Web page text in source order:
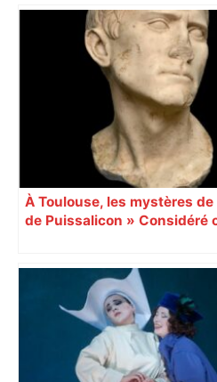
vivre un Euro exaltant grâce
au sort favorable. Toutes les
pas été aussi gâtées.
À Toulouse, les mystères de
de Puissalicon » Considéré
« l’Inconnu de Puissalicon »
pièce inestimable. Dimanche
2018, le musée Saint-
Toulouse invite le public à
secrets de son identité.